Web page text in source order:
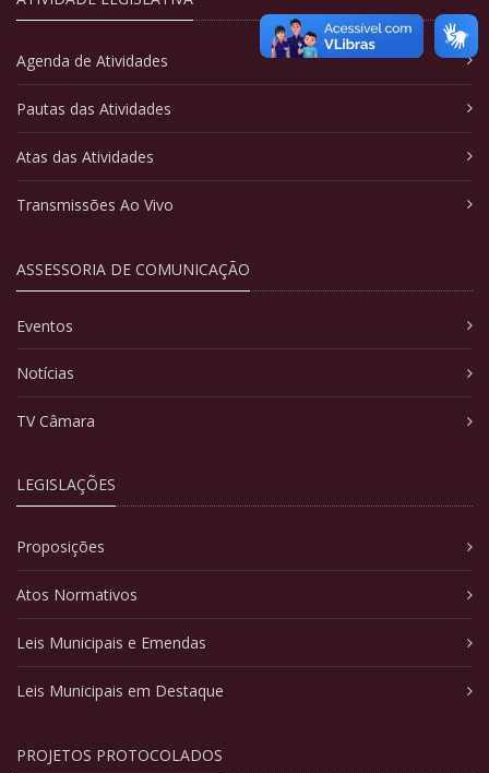
Agenda de Atividades
Pautas das Atividades
Atas das Atividades
Transmissões Ao Vivo
ASSESSORIA DE COMUNICAÇÃO
Eventos
Notícias
TV Câmara
LEGISLAÇÕES
Proposições
Atos Normativos
Leis Municipais e Emendas
Leis Municipais em Destaque
PROJETOS PROTOCOLADOS